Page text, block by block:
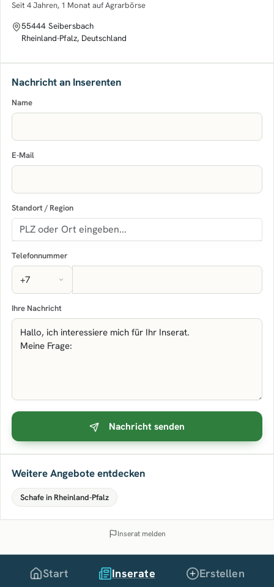
Seit 4 Jahren, 1 Monat auf Agrarbörse
55444 Seibersbach
Rheinland-Pfalz, Deutschland
Nachricht an Inserenten
Name
E-Mail
Standort / Region
Telefonnummer
Ihre Nachricht
Nachricht senden
Weitere Angebote entdecken
Schafe in Rheinland-Pfalz
Inserat melden
Start Inserate Erstellen